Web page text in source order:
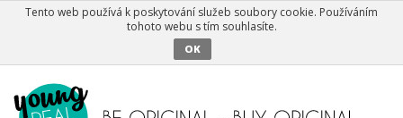
Tento web používá k poskytování služeb soubory cookie. Používáním
tohoto webu s tím souhlasíte.
OK